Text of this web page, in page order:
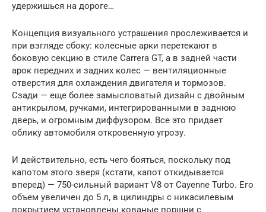
удержишься на дороге…
Концепция визуального устрашения прослеживается и
при взгляде сбоку: колесные арки перетекают в
боковую секцию в стиле Carrera GT, а в задней части
арок передних и задних колес — вентиляционные
отверстия для охлаждения двигателя и тормозов.
Сзади — еще более замысловатый дизайн с двойным
антикрылом, ручками, интегрированными в заднюю
дверь, и огромным диффузором. Все это придает
облику автомобиля откровенную угрозу.
И действительно, есть чего бояться, поскольку под
капотом этого зверя (кстати, капот откидывается
вперед) — 750-сильный вариант V8 от Cayenne Turbo. Его
объем увеличен до 5 л, в цилиндры с никасилевым
покрытием установлены кованые поршни с